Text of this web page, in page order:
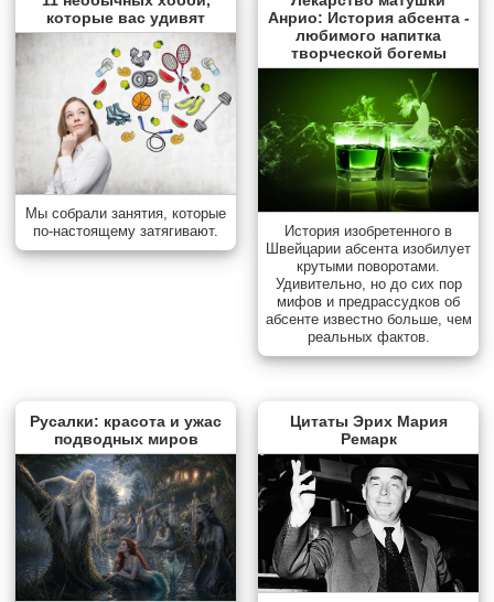
которые вас удивят
Мы собрали занятия, которые
по-настоящему затягивают.
Анрио: История абсента -
любимого напитка
творческой богемы
История изобретенного в
Швейцарии абсента изобилует
крутыми поворотами.
Удивительно, но до сих пор
мифов и предрассудков об
абсенте известно больше, чем
реальных фактов.
Русалки: красота и ужас
подводных миров
Цитаты Эрих Мария
Ремарк